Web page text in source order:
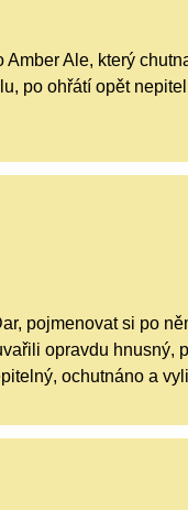
Amber Ale, který
po ohřátí opět
pojmenovat si po
opravdu hnusný,
ochutnáno a